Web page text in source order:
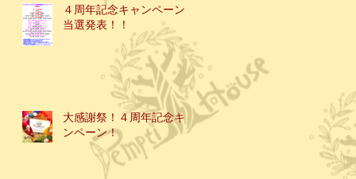
４周年記念キャンペーン！
当選発表！！
大感謝祭！４周年記念キャ
ンペーン！